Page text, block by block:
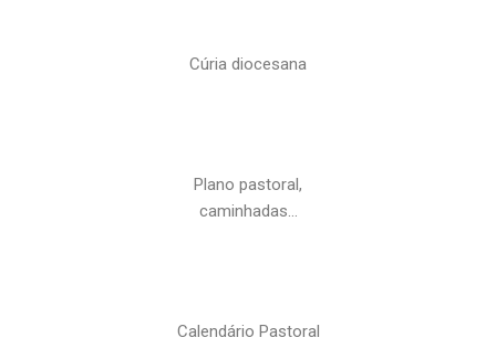
Cúria diocesana
Plano pastoral,
caminhadas…
Calendário Pastoral